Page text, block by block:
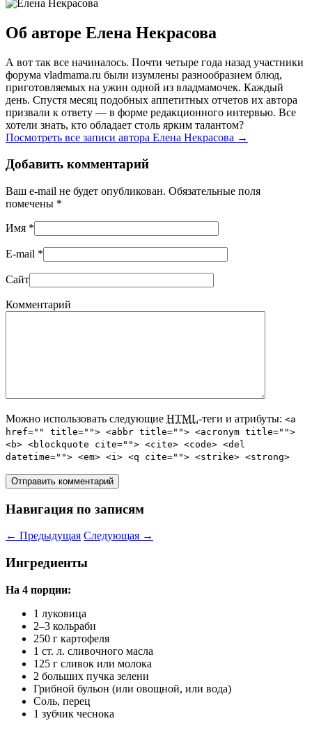
Об авторе Елена Некрасова
А вот так все начиналось. Почти четыре года назад участники
форума vladmama.ru были изумлены разнообразием блюд,
приготовляемых на ужин одной из владмамочек. Каждый
день. Спустя месяц подобных аппетитных отчетов их автора
призвали к ответу — в форме редакционного интервью. Все
хотели знать, кто обладает столь ярким талантом?
Посмотреть все записи автора Елена Некрасова →
Добавить комментарий
Ваш e-mail не будет опубликован. Обязательные поля
помечены *
Имя *
E-mail *
Сайт
Комментарий
Можно использовать следующие HTML-теги и атрибуты: <a
href="" title=""> <abbr title=""> <acronym title="">
<b> <blockquote cite=""> <cite> <code> <del
datetime=""> <em> <i> <q cite=""> <strike> <strong>
Навигация по записям
← Предыдущая Следующая →
Ингредиенты
На 4 порции:
1 луковица
2–3 кольраби
250 г картофеля
1 ст. л. сливочного масла
125 г сливок или молока
2 больших пучка зелени
Грибной бульон (или овощной, или вода)
Соль, перец
1 зубчик чеснока